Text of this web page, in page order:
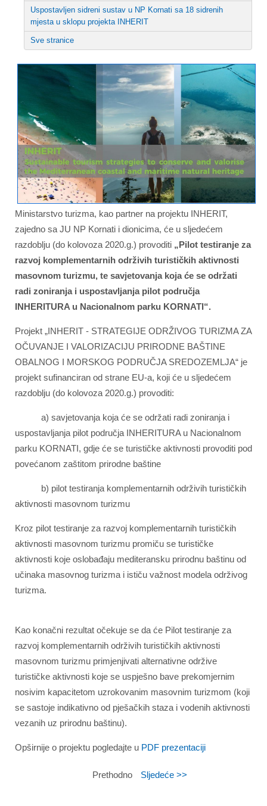
Uspostavljen sidreni sustav u NP Kornati sa 18 sidrenih
mjesta u sklopu projekta INHERIT
Sve stranice
Ministarstvo turizma, kao partner na projektu INHERIT,
zajedno sa JU NP Kornati i dionicima, će u sljedećem
razdoblju (do kolovoza 2020.g.) provoditi „Pilot testiranje za
razvoj komplementarnih održivih turističkih aktivnosti
masovnom turizmu, te savjetovanja koja će se održati
radi zoniranja i uspostavljanja pilot područja
INHERITURA u Nacionalnom parku KORNATI“.
Projekt „INHERIT - STRATEGIJE ODRŽIVOG TURIZMA ZA
OČUVANJE I VALORIZACIJU PRIRODNE BAŠTINE
OBALNOG I MORSKOG PODRUČJA SREDOZEMLJA“ je
projekt sufinanciran od strane EU-a, koji će u sljedećem
razdoblju (do kolovoza 2020.g.) provoditi:
a) savjetovanja koja će se održati radi zoniranja i
uspostavljanja pilot područja INHERITURA u Nacionalnom
parku KORNATI, gdje će se turističke aktivnosti provoditi pod
povećanom zaštitom prirodne baštine
b) pilot testiranja komplementarnih održivih turističkih
aktivnosti masovnom turizmu
Kroz pilot testiranje za razvoj komplementarnih turističkih
aktivnosti masovnom turizmu promiču se turističke
aktivnosti koje oslobađaju mediteransku prirodnu baštinu od
učinaka masovnog turizma i ističu važnost modela održivog
turizma.
Kao konačni rezultat očekuje se da će Pilot testiranje za
razvoj komplementarnih održivih turističkih aktivnosti
masovnom turizmu primjenjivati alternativne održive
turističke aktivnosti koje se uspješno bave prekomjernim
nosivim kapacitetom uzrokovanim masovnim turizmom (koji
se sastoje indikativno od pješačkih staza i vodenih aktivnosti
vezanih uz prirodnu baštinu).
Opširnije o projektu pogledajte u PDF prezentaciji
Prethodno Sljedeće >>